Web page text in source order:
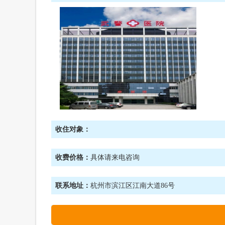
收住对象：
收费价格： 具体请来电咨询
联系地址： 杭州市滨江区江南大道86号